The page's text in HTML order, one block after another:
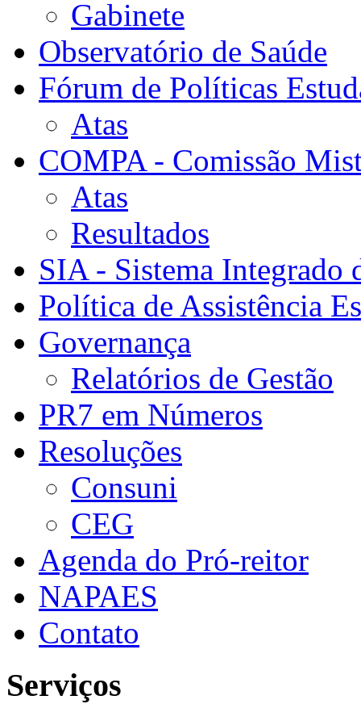
Gabinete
Observatório de Saúde
Fórum de Políticas
Atas
COMPA - Comissão
Atas
Resultados
SIA - Sistema Integrado
Política de Assistência
Governança
Relatórios de Gestão
PR7 em Números
Resoluções
Consuni
CEG
Agenda do Pró-reitor
NAPAES
Contato
Serviços